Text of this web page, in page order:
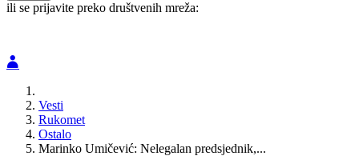
ili se prijavite preko društvenih mreža:
Vesti
Rukomet
Ostalo
Marinko Umičević: Nelegalan predsjednik,...